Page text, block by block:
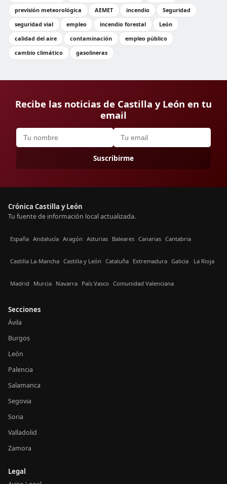
previsión meteorológica
AEMET incendio
Seguridad
seguridad vial
empleo incendio forestal
León
calidad del aire
contaminación
empleo público
cambio climático
gasolineras
Recibe las noticias de Castilla y León en tu
email
Suscribirme
Crónica Castilla y León
Tu fuente de información local actualizada.
España Andalucía Aragón Asturias Baleares Canarias Cantabria
Castilla La-Mancha Castilla y León Cataluña Extremadura Galicia La Rioja
Madrid Murcia Navarra País Vasco Comunidad Valenciana
Secciones
Ávila
Burgos
León
Palencia
Salamanca
Segovia
Soria
Valladolid
Zamora
Legal